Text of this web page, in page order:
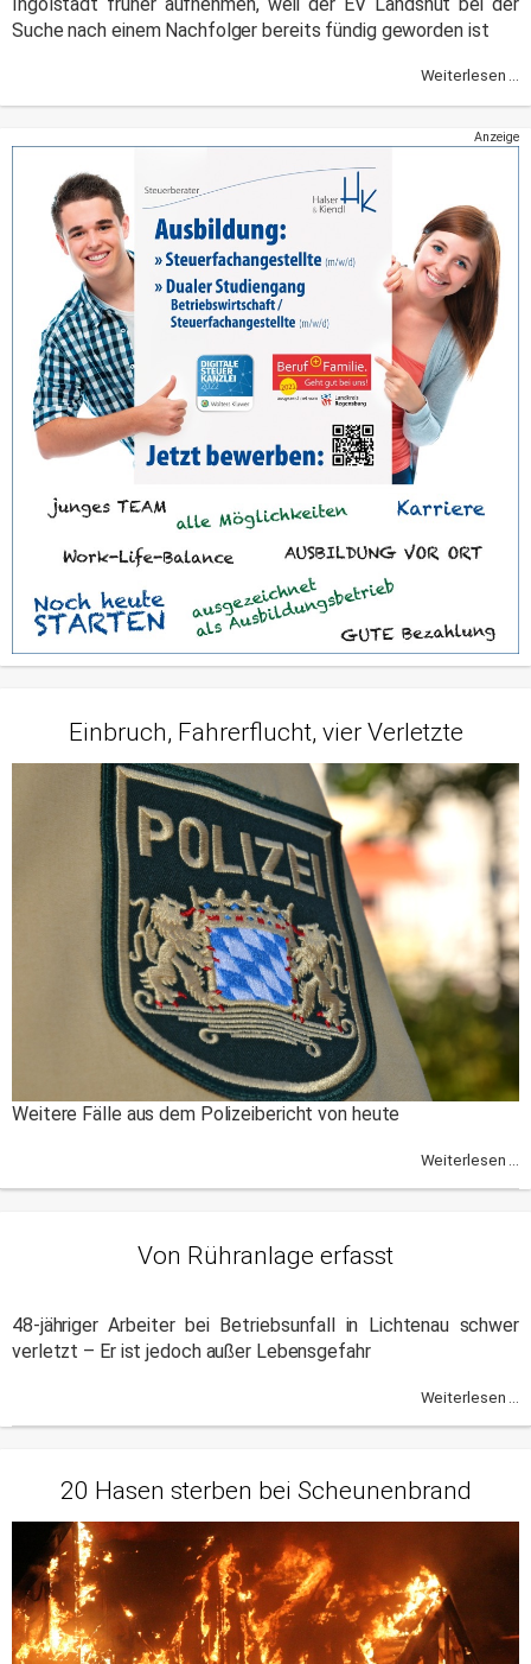
Suche nach einem Nachfolger bereits fündig geworden ist
Weiterlesen ...
Anzeige
Einbruch, Fahrerflucht, vier Verletzte
Weitere Fälle aus dem Polizeibericht von heute
Weiterlesen ...
Von Rühranlage erfasst
48-jähriger Arbeiter bei Betriebsunfall in Lichtenau schwer
verletzt – Er ist jedoch außer Lebensgefahr
Weiterlesen ...
20 Hasen sterben bei Scheunenbrand